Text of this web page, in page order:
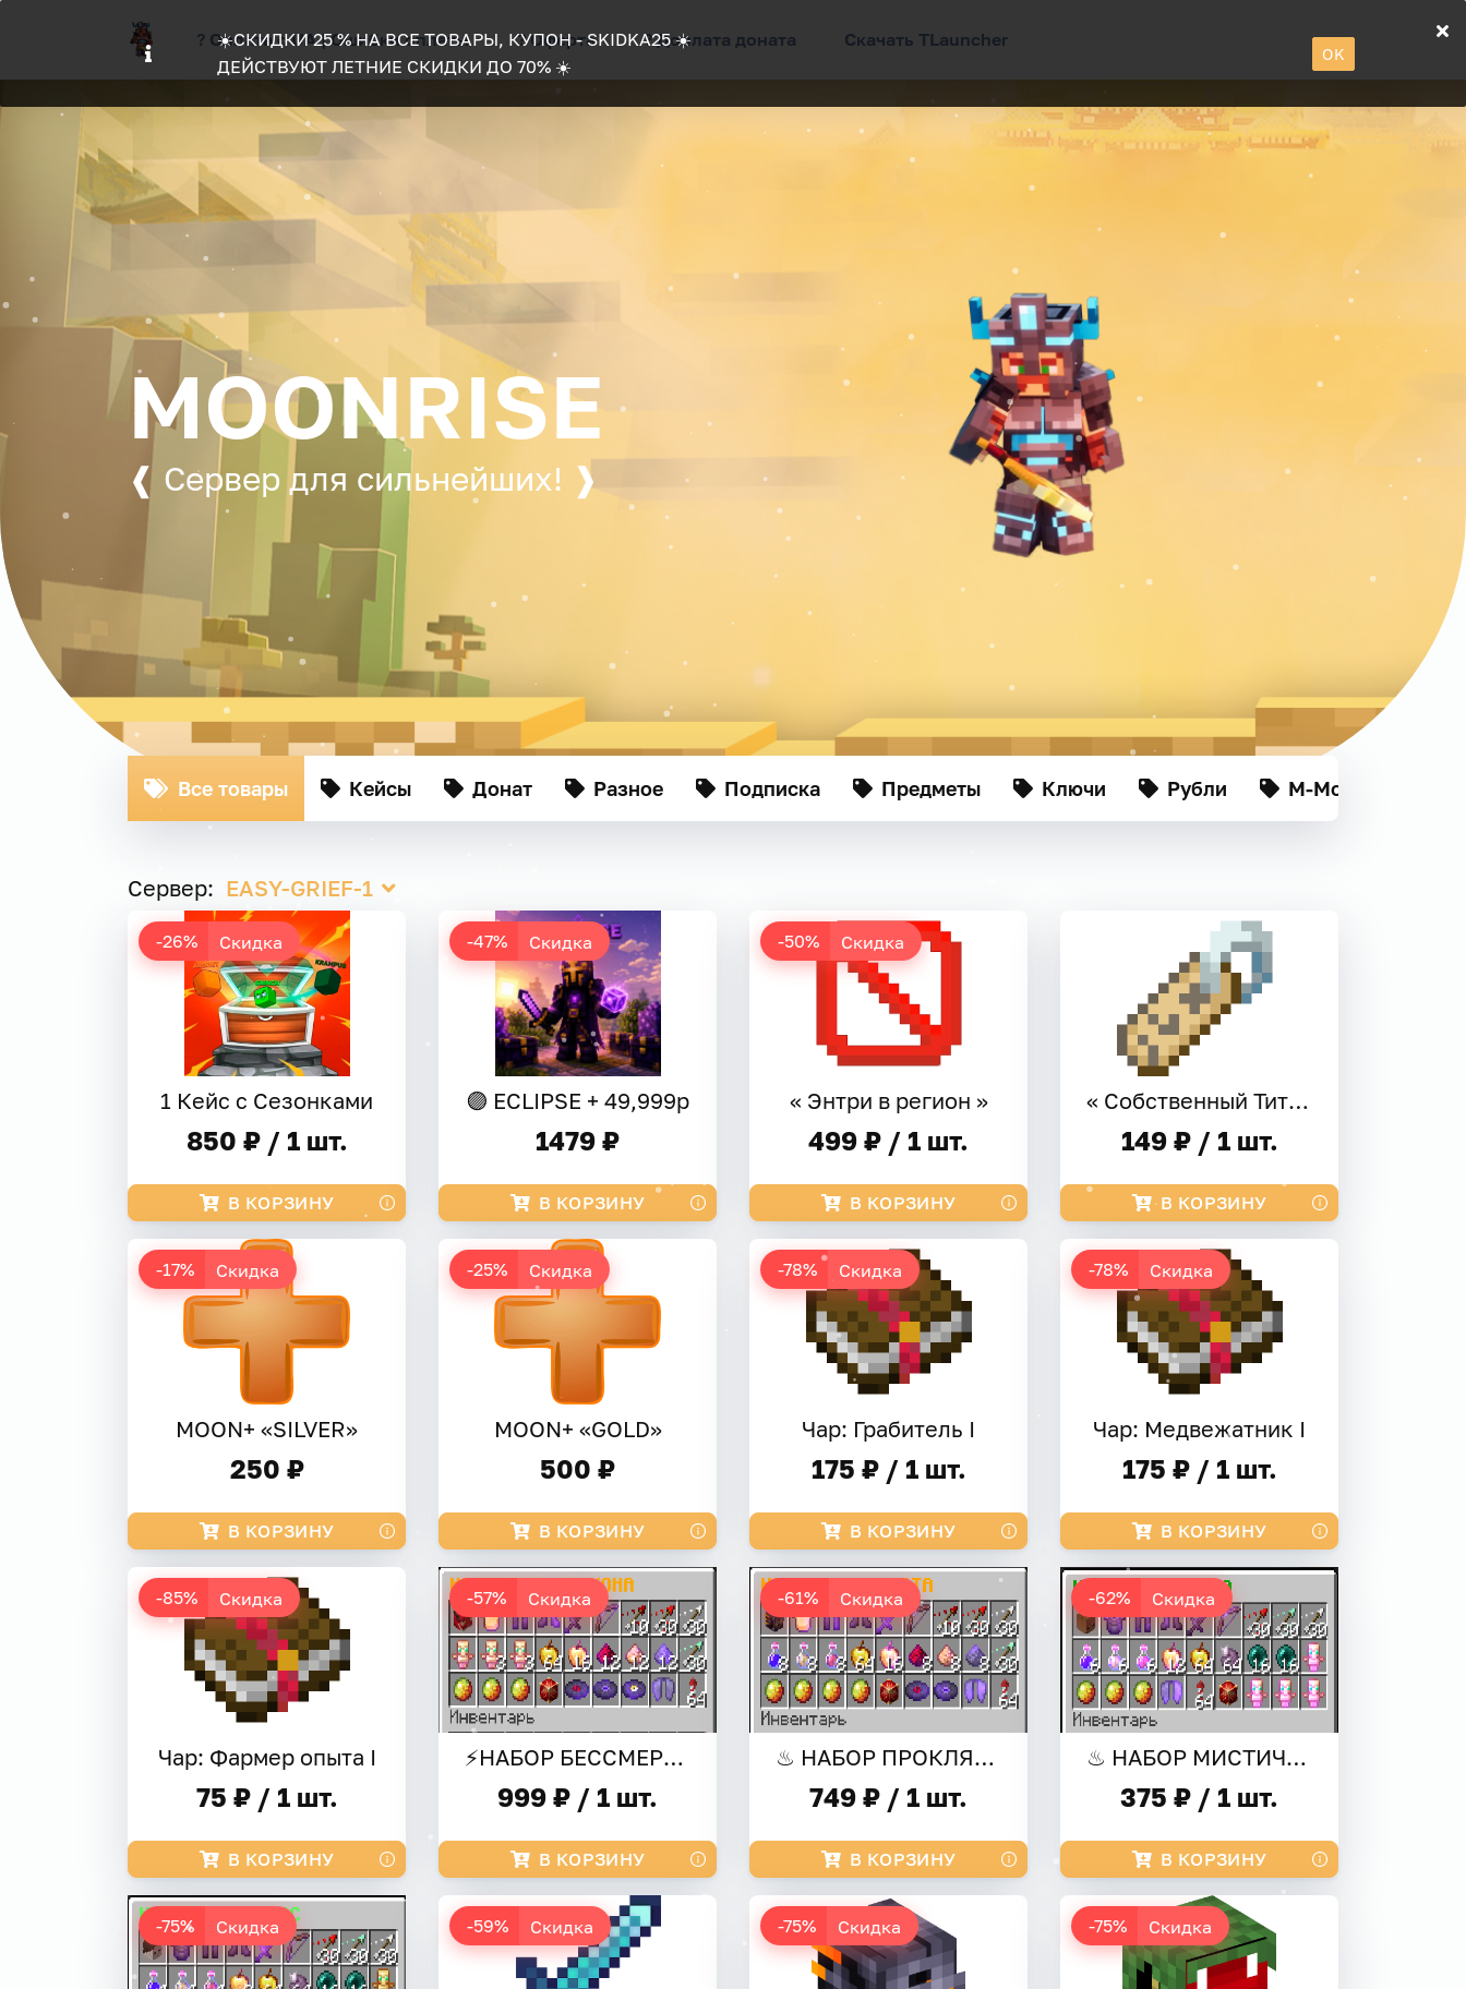
? Оплата с UA | Ошибки оплаты ? Оферта ? Доплата доната Скачать TLauncher
MOONRISE
❰ Сервер для сильнейших! ❱
Все товары Кейсы Донат Разное Подписка Предметы Ключи Рубли М-Монеты
Сервер: EASY-GRIEF-1
-26% Скидка
1 Кейс с Сезонками
850 ₽ / 1 шт.
В КОРЗИНУ
-47% Скидка
🟣 ECLIPSE + 49,999р
1479 ₽
В КОРЗИНУ
-50% Скидка
« Энтри в регион »
499 ₽ / 1 шт.
В КОРЗИНУ
« Собственный Титул »
149 ₽ / 1 шт.
В КОРЗИНУ
-17% Скидка
MOON+ «SILVER»
250 ₽
В КОРЗИНУ
-25% Скидка
MOON+ «GOLD»
500 ₽
В КОРЗИНУ
-78% Скидка
Чар: Грабитель I
175 ₽ / 1 шт.
В КОРЗИНУ
-78% Скидка
Чар: Медвежатник I
175 ₽ / 1 шт.
В КОРЗИНУ
-85% Скидка
Чар: Фармер опыта I
75 ₽ / 1 шт.
В КОРЗИНУ
-57% Скидка
⚡НАБОР БЕССМЕРТНЫЙ⚡
999 ₽ / 1 шт.
В КОРЗИНУ
-61% Скидка
♨ НАБОР ПРОКЛЯТЫЙ ♨
749 ₽ / 1 шт.
В КОРЗИНУ
-62% Скидка
♨ НАБОР МИСТИЧЕСКИЙ ♨
375 ₽ / 1 шт.
В КОРЗИНУ
-75% Скидка -59% Скидка -75% Скидка -75% Скидка
☀️СКИДКИ 25 % НА ВСЕ ТОВАРЫ, КУПОН - SKIDKA25 ☀️
ДЕЙСТВУЮТ ЛЕТНИЕ СКИДКИ ДО 70% ☀️
OK